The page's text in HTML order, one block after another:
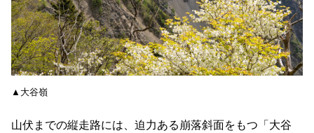
▲大谷嶺
山伏までの縦走路には、迫力ある崩落斜面をもつ「大谷